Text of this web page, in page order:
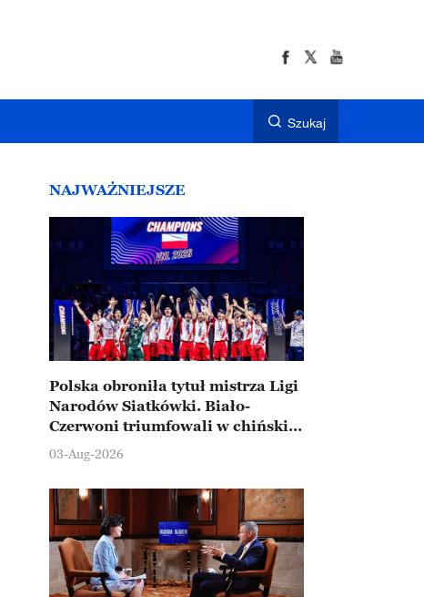
Szukaj
NAJWAŻNIEJSZE
Polska obroniła tytuł mistrza Ligi
Narodów Siatkówki. Biało-
Czerwoni triumfowali w chińskim
Ningbo
03-Aug-2026